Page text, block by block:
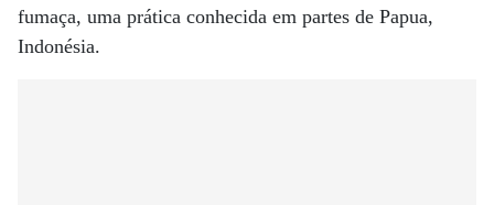
fumaça, uma prática conhecida em partes de Papua,
Indonésia.